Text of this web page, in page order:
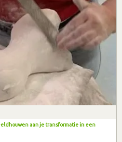
aan je transformatie in een